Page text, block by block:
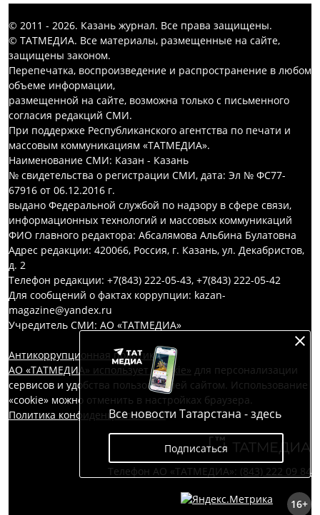
Все новости Татарстана - здесь
Подписаться
© 2011 - 2026. Казань журнал. Все права защищены.
© ТАТМЕДИА. Все материалы, размещенные на сайте,
защищены законом.
Перепечатка, воспроизведение и распространение в любом
объеме информации,
размещенной на сайте, возможна только с письменного
согласия редакций СМИ.
При поддержке Республиканского агентства по печати и
массовым коммуникациям «ТАТМЕДИА».
Наименование СМИ: Казан - Казань
№ свидетельства о регистрации СМИ, дата: Эл № ФС77-
67916 от 06.12.2016 г.
выдано Федеральной службой по надзору в сфере связи,
информационных технологий и массовых коммуникаций
ФИО главного редактора: Абсалямова Альбина Булатовна
Адрес редакции: 420066, Россия, г. Казань, ул. Декабристов,
д. 2
Телефон редакции: +7(843) 222-05-43, +7(843) 222-05-42
Для сообщений о фактах коррупции: kazan-
magazine@yandex.ru
Учредитель СМИ: АО «ТАТМЕДИА»
Антикоррупционная политика
АО «ТАТМЕДИА» использует «cookie» для персонализации
сервисов и удобства пользователей сайтом. Использование
«cookie» можно отменить в настройках браузера.
Политика конфиденциальности
Телефон АО «ТАТМЕДИА»: (843) 222 09 84
16+